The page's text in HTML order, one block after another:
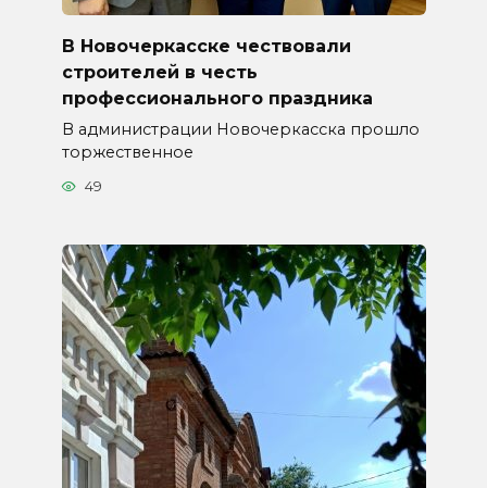
В Новочеркасске чествовали
строителей в честь
профессионального праздника
В администрации Новочеркасска прошло
торжественное
49